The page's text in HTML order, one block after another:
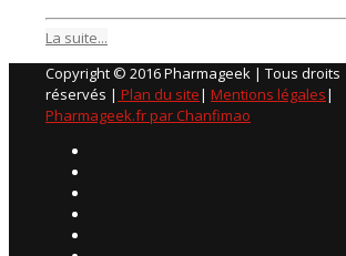
La suite...
Copyright © 2016 Pharmageek | Tous droits
réservés | Plan du site| Mentions légales|
Pharmageek.fr par Chanfimao